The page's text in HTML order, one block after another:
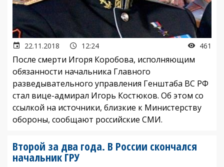
22.11.2018 12:24 461
После смерти Игоря Коробова, исполняющим
обязанности начальника Главного
разведывательного управления Генштаба ВС РФ
стал вице-адмирал Игорь Костюков. Об этом со
ссылкой на источники, близкие к Министерству
обороны, сообщают российские СМИ.
Второй за два года. В России скончался
начальник ГРУ